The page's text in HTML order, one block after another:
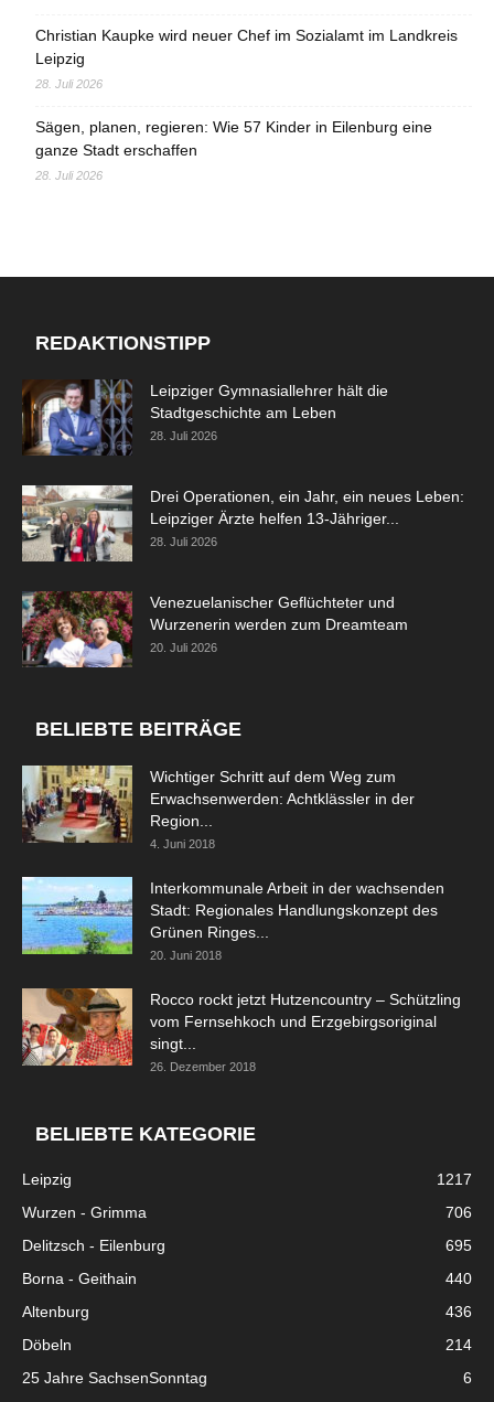
Christian Kaupke wird neuer Chef im Sozialamt im Landkreis
Leipzig
28. Juli 2026
Sägen, planen, regieren: Wie 57 Kinder in Eilenburg eine
ganze Stadt erschaffen
28. Juli 2026
REDAKTIONSTIPP
Leipziger Gymnasiallehrer hält die
Stadtgeschichte am Leben
28. Juli 2026
Drei Operationen, ein Jahr, ein neues Leben:
Leipziger Ärzte helfen 13-Jähriger...
28. Juli 2026
Venezuelanischer Geflüchteter und
Wurzenerin werden zum Dreamteam
20. Juli 2026
BELIEBTE BEITRÄGE
Wichtiger Schritt auf dem Weg zum
Erwachsenwerden: Achtklässler in der
Region...
4. Juni 2018
Interkommunale Arbeit in der wachsenden
Stadt: Regionales Handlungskonzept des
Grünen Ringes...
20. Juni 2018
Rocco rockt jetzt Hutzencountry – Schützling
vom Fernsehkoch und Erzgebirgsoriginal
singt...
26. Dezember 2018
BELIEBTE KATEGORIE
Leipzig
1217
Wurzen - Grimma
706
Delitzsch - Eilenburg
695
Borna - Geithain
440
Altenburg
436
Döbeln
214
25 Jahre SachsenSonntag
6